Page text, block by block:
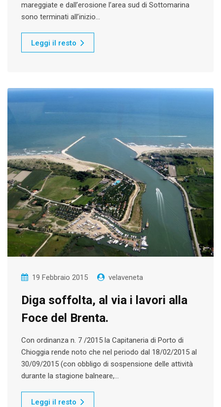
mareggiate e dall’erosione l’area sud di Sottomarina
sono terminati all’inizio…
Leggi il resto
19 Febbraio 2015 velaveneta
Diga soffolta, al via i lavori alla
Foce del Brenta.
Con ordinanza n. 7 /2015 la Capitaneria di Porto di
Chioggia rende noto che nel periodo dal 18/02/2015 al
30/09/2015 (con obbligo di sospensione delle attività
durante la stagione balneare,…
Leggi il resto